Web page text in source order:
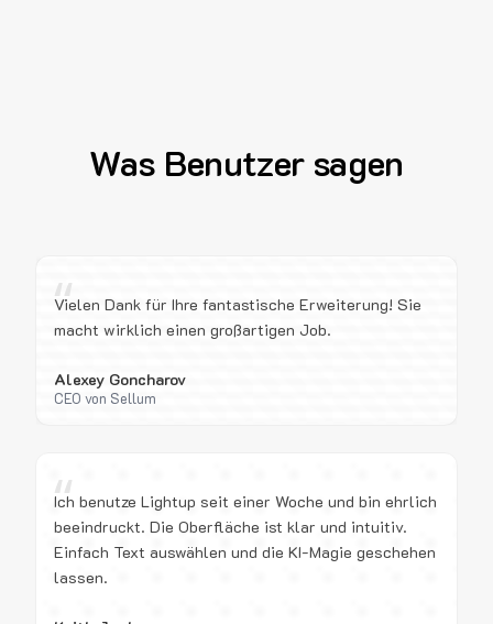
Was Benutzer sagen
“
Vielen Dank für Ihre fantastische Erweiterung! Sie
macht wirklich einen großartigen Job.
Alexey Goncharov
CEO von Sellum
“
Ich benutze Lightup seit einer Woche und bin ehrlich
beeindruckt. Die Oberfläche ist klar und intuitiv.
Einfach Text auswählen und die KI-Magie geschehen
lassen.